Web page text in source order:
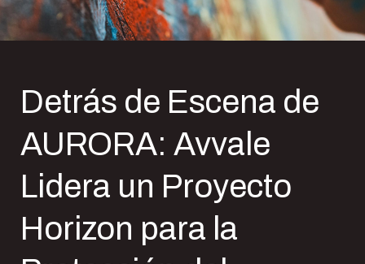
Detrás de Escena de
AURORA: Avvale
Lidera un Proyecto
Horizon para la